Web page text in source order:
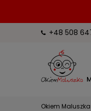
+48 508
Okiem Maluszka